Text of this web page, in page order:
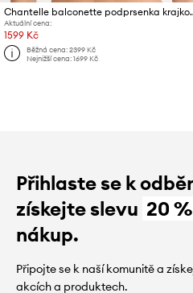
Chantelle
Aktuální cena:
1599 Kč
Běžná cena:2399 Kč
Nejnižší cena:1699 Kč
Přihlaste se k
získejte slevu 20 %
nákup.
Připojte se k naší komunitě a
akcích a produktech.